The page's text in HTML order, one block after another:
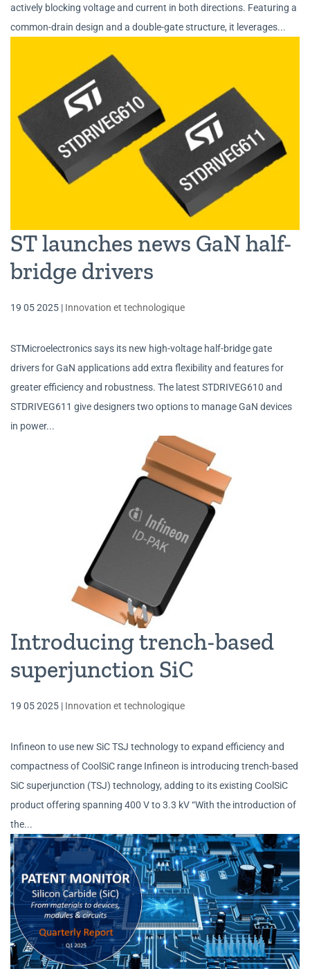
actively blocking voltage and current in both directions. Featuring a
common-drain design and a double-gate structure, it leverages...
ST launches news GaN half-
bridge drivers
19 05 2025 | Innovation et technologique
STMicroelectronics says its new high-voltage half-bridge gate
drivers for GaN applications add extra flexibility and features for
greater efficiency and robustness. The latest STDRIVEG610 and
STDRIVEG611 give designers two options to manage GaN devices
in power...
Introducing trench-based
superjunction SiC
19 05 2025 | Innovation et technologique
Infineon to use new SiC TSJ technology to expand efficiency and
compactness of CoolSiC range Infineon is introducing trench-based
SiC superjunction (TSJ) technology, adding to its existing CoolSiC
product offering spanning 400 V to 3.3 kV “With the introduction of
the...